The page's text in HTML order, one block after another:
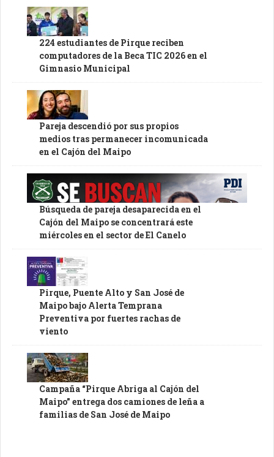
224 estudiantes de Pirque reciben
computadores de la Beca TIC 2026 en el
Gimnasio Municipal
Pareja descendió por sus propios
medios tras permanecer incomunicada
en el Cajón del Maipo
Búsqueda de pareja desaparecida en el
Cajón del Maipo se concentrará este
miércoles en el sector de El Canelo
Pirque, Puente Alto y San José de
Maipo bajo Alerta Temprana
Preventiva por fuertes rachas de
viento
Campaña “Pirque Abriga al Cajón del
Maipo” entrega dos camiones de leña a
familias de San José de Maipo